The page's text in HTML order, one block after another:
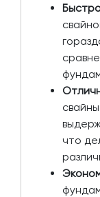
что